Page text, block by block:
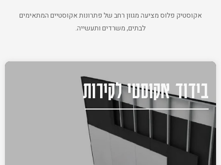
אקוסטיק פלוס מציעה מגוון רחב של פתרונות אקוסטיים המתאימים
לבתים, משרדים ותעשייה.
בידוד אקוסטי לקירות